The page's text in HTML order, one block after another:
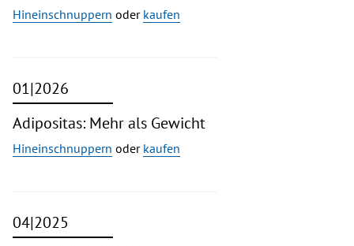
Hineinschnuppern oder kaufen
01|2026
Adipositas: Mehr als Gewicht
Hineinschnuppern oder kaufen
04|2025